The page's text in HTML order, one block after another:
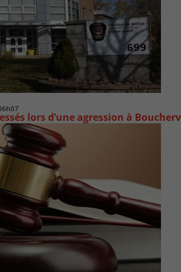
lors d’une agression à